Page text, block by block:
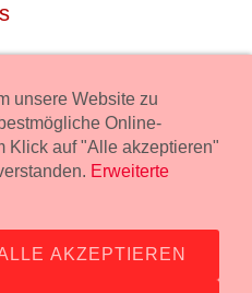
für Deine Party mit
Kollecker GmbH,
unsere Website zu
Online-
Klick auf "Alle akzeptieren"
Erweiterte
AKZEPTIEREN